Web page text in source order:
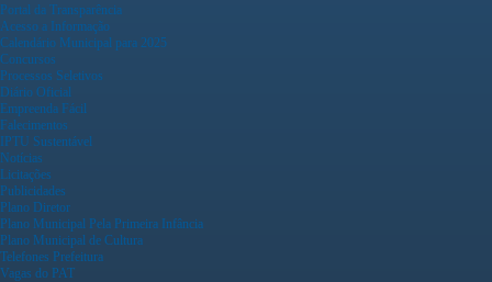
Portal da Transparência
Acesso a Informação
Calendário Municipal para 2025
Concursos
Processos Seletivos
Diário Oficial
Empreenda Fácil
Falecimentos
IPTU Sustentável
Notícias
Licitações
Publicidades
Plano Diretor
Plano Municipal Pela Primeira Infância
Plano Municipal de Cultura
Telefones Prefeitura
Vagas do PAT